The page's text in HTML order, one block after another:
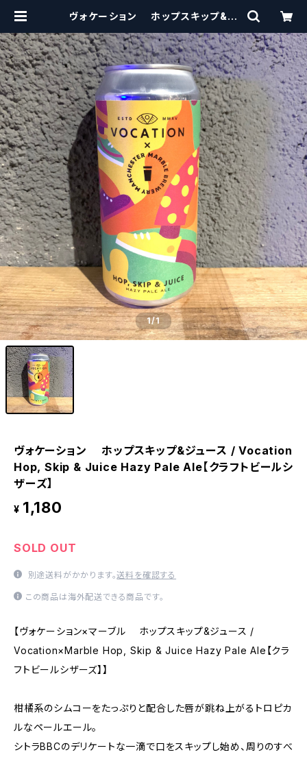
ヴォケーション ホップスキップ&ジ
uice Hazy Pale Ale【クラフトビー
ルシザーズ】 | craftbeerscissor
s
1/1
ヴォケーション ホップスキップ&ジュース / Vocation
Hop, Skip & Juice Hazy Pale Ale【クラフトビールシ
ザーズ】
¥ 1,180
SOLD OUT
別途送料がかかります。送料を確認する
この商品は海外配送できる商品です。
【ヴォケーション×マーブル ホップスキップ&ジュース /
Vocation×Marble Hop, Skip & Juice Hazy Pale Ale【クラ
フトビールシザーズ】】
柑橘系のシムコーをたっぷりと配合した唇が跳ね上がるトロピカ
ルなペールエール。
シトラBBCのデリケートな一滴で口をスキップし始め、周りのすべ